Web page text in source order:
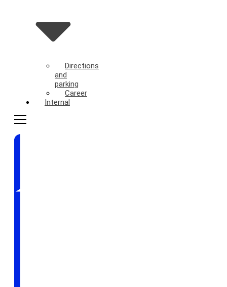
Directions
and
parking
Career
Internal